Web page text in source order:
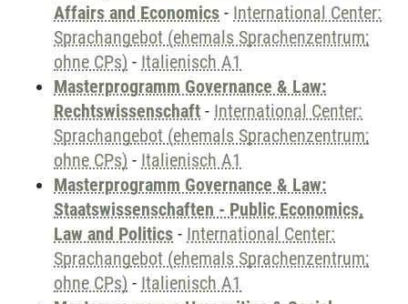
Affairs and Economics - International Center:
Sprachangebot (ehemals Sprachenzentrum;
ohne CPs) - Italienisch A1
Masterprogramm Governance & Law:
Rechtswissenschaft - International Center:
Sprachangebot (ehemals Sprachenzentrum;
ohne CPs) - Italienisch A1
Masterprogramm Governance & Law:
Staatswissenschaften - Public Economics,
Law and Politics - International Center:
Sprachangebot (ehemals Sprachenzentrum;
ohne CPs) - Italienisch A1